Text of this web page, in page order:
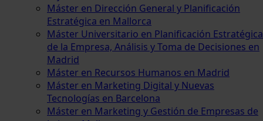
Máster en Dirección General y Planificación
Estratégica en Mallorca
Máster Universitario en Planificación Estratégica
de la Empresa, Análisis y Toma de Decisiones en
Madrid
Máster en Recursos Humanos en Madrid
Máster en Marketing Digital y Nuevas
Tecnologías en Barcelona
Máster en Marketing y Gestión de Empresas de